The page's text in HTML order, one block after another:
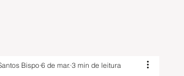
Bispo 6 de mar. 3 min de leitura